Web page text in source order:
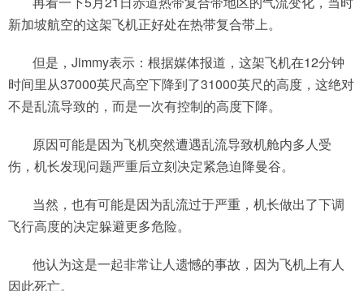
新加坡航空的这架飞机正好处在热带复合带上。
但是，Jimmy表示：根据媒体报道，这架飞机在12分钟
时间里从37000英尺高空下降到了31000英尺的高度，这绝对
不是乱流导致的，而是一次有控制的高度下降。
原因可能是因为飞机突然遭遇乱流导致机舱内多人受
伤，机长发现问题严重后立刻决定紧急迫降曼谷。
当然，也有可能是因为乱流过于严重，机长做出了下调
飞行高度的决定躲避更多危险。
他认为这是一起非常让人遗憾的事故，因为飞机上有人
因此死亡。